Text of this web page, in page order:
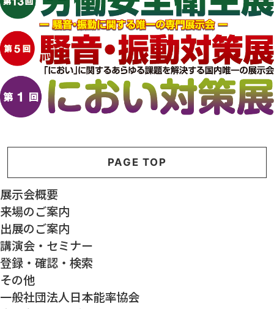
PAGE TOP
展示会概要
来場のご案内
出展のご案内
講演会・セミナー
登録・確認・検索
その他
⼀般社団法⼈⽇本能率協会